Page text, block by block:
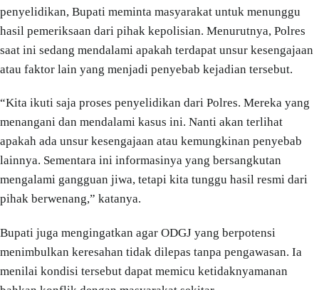
penyelidikan, Bupati meminta masyarakat untuk menunggu
hasil pemeriksaan dari pihak kepolisian. Menurutnya, Polres
saat ini sedang mendalami apakah terdapat unsur kesengajaan
atau faktor lain yang menjadi penyebab kejadian tersebut.
“Kita ikuti saja proses penyelidikan dari Polres. Mereka yang
menangani dan mendalami kasus ini. Nanti akan terlihat
apakah ada unsur kesengajaan atau kemungkinan penyebab
lainnya. Sementara ini informasinya yang bersangkutan
mengalami gangguan jiwa, tetapi kita tunggu hasil resmi dari
pihak berwenang,” katanya.
Bupati juga mengingatkan agar ODGJ yang berpotensi
menimbulkan keresahan tidak dilepas tanpa pengawasan. Ia
menilai kondisi tersebut dapat memicu ketidaknyamanan